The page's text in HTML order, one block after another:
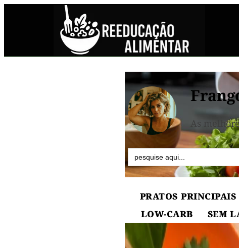
As
Search
for:
PRATOS PRINCIPAIS
LOW-CARB
SEM